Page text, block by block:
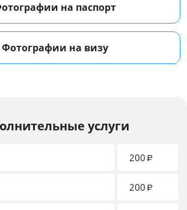
на паспорт
Фотографии на визу
услуги
200 ₽
200 ₽